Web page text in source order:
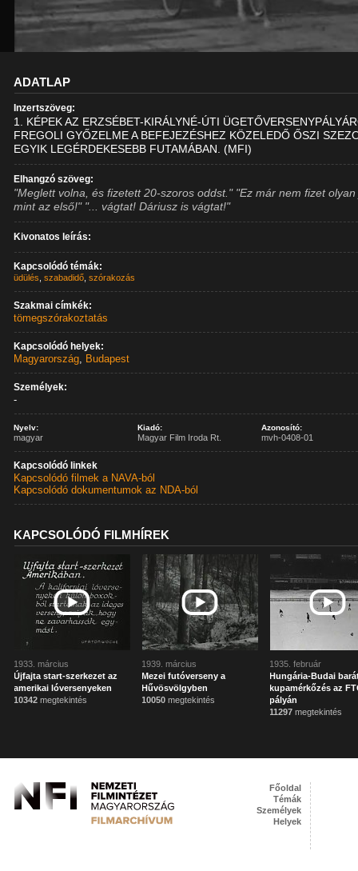
ADATLAP
Inzertszöveg:
1. KÉPEK AZ ERZSÉBET-KIRÁLYNÉ-ÚTI
FREGOLI GYŐZELME A BEFEJEZÉSHEZ KÖZELEDŐ ŐSZI
EGYIK LEGÉRDEKESEBB FUTAMÁBAN. (MFI)
Elhangzó szöveg:
"Meglett volna, és fizetett 20-szoros oddst." "Ez már nem fizet
mint az első!" "... vágtat! Dáriusz is vágtat!"
Kivonatos leírás:
Kapcsolódó témák:
üdülés ,szabadidő ,szórakozás
Szakmai címkék:
tömegszórakoztatás
Kapcsolódó helyek:
Magyarország, Budapest
Személyek:
-
Nyelv:
magyar
Kiadó:
Magyar Film Iroda Rt.
Azonosító:
mvh-0408-01
Kapcsolódó linkek
Kapcsolódó filmek a NAVA-ból
Kapcsolódó dokumentumok az NDA-ból
KAPCSOLÓDÓ FILMHÍREK
1933. március
Újfajta start-szerkezet az
amerikai lóversenyeken
10342 megtekintés
1939. március
Mezei futóverseny a
Hűvösvölgyben
10050 megtekintés
1935. február
Hungária-Budai
kupamérkőzés az
pályán
11297 megtekintés
Főoldal
Témák
Személyek
Helyek